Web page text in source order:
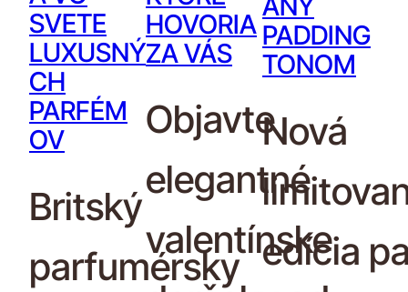
SVETE
LUXUSNÝ
CH
PARFÉM
OV
Britský
parfumérsky
HOVORIA
ZA VÁS
Objavte
elegantné
valentínske
PADDING
TONOM
Nová
edícia